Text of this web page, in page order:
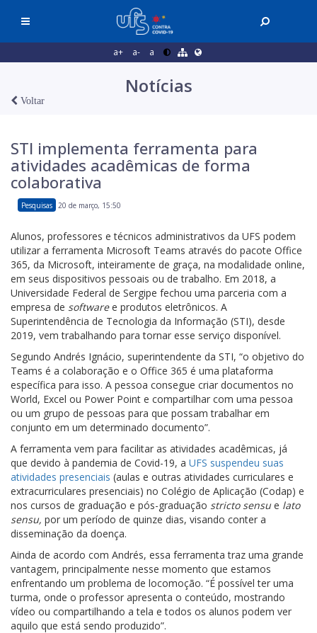
a+ a- a
Notícias
Voltar
STI implementa ferramenta para
atividades acadêmicas de forma
colaborativa
Pesquisas 20 de março, 15:50
Alunos, professores e técnicos administrativos da UFS podem
utilizar a ferramenta Microsoft Teams através do pacote Office
365, da Microsoft, inteiramente de graça, na modalidade online,
em seus dispositivos pessoais ou de trabalho. Em 2018, a
Universidade Federal de Sergipe fechou uma parceria com a
empresa de softwaree produtos eletrônicos. A
Superintendência de Tecnologia da Informação (STI), desde
2019, vem trabalhando para tornar esse serviço disponível.
Segundo Andrés Ignácio, superintendente da STI, “o objetivo do
Teams é a colaboração e o Office 365 é uma plataforma
específica para isso. A pessoa consegue criar documentos no
World, Excel ou Power Point e compartilhar com uma pessoa
ou um grupo de pessoas para que possam trabalhar em
conjunto em um determinado documento”.
A ferramenta vem para facilitar as atividades acadêmicas, já
que devido à pandemia de Covid-19, a UFS suspendeu suas
atividades presenciais (aulas e outras atividades curriculares e
extracurriculares presenciais) no Colégio de Aplicação (Codap) e
nos cursos de graduação e pós-graduação stricto sensu e lato
sensu, por um período de quinze dias, visando conter a
disseminação da doença.
Ainda de acordo com Andrés, essa ferramenta traz uma grande
vantagem, principalmente nesse momento que estamos
enfrentando um problema de locomoção. “É possível ter uma
turma, onde o professor apresenta o conteúdo, mostrando
vídeo ou compartilhando a tela e todos os alunos podem ver
aquilo que está sendo produzido”.